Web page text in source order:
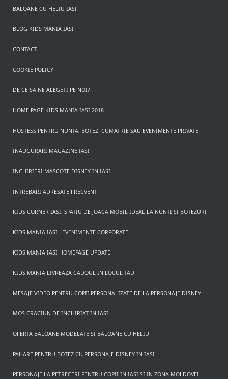
BALOANE CU HELIU IASI
BLOG KIDS MANIA IASI
CONTACT
COOKIE POLICY
DE CE SA NE ALEGETI PE NOI?
HOME PAGE KIDS MANIA IASI 2018
HOSTESS PENTRU NUNTA, BOTEZ, CUMATRIE SAU EVENIMENTE PRIVATE
INAUGURARI MAGAZINE IASI
INCHIRIERI MASCOTE DISNEY IN IASI
INTREBARI ADRESATE FRECVENT
KIDS CORNER IASI, SPATIU DE JOACA MOBIL IDEAL LA NUNTI SI BOTEZURI
KIDS MANIA IASI - EVENIMENTE CORPORATE
KIDS MANIA IASI HOMEPAGE UPDATE
KIDS MANIA LIVREAZA CADOUL IN LOCUL TAU
MESAJE VIDEO PENTRU COPII PERSONALIZATE DE LA PERSONAJE DISNEY
MOS CRACIUN DE INCHIRIAT IN IASI
OFERTA BALOANE MODELATE SI BALOANE CU HELIU
PAHARE PENTRU BOTEZ CU PERSONAJE DISNEY IN IASI
PERSONAJE LA PETRECERI PENTRU COPII IN IASI SI IN ZONA MOLDOVEI